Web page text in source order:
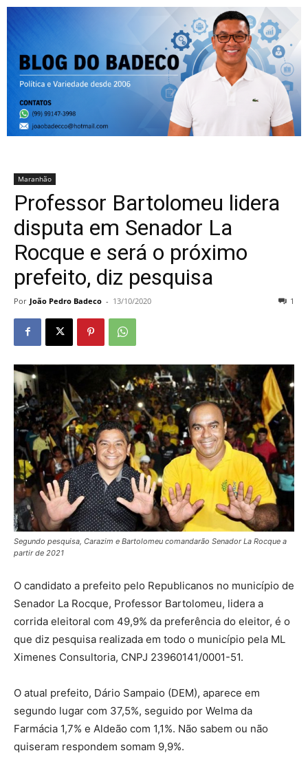
Maranhão
Professor Bartolomeu lidera
disputa em Senador La
Rocque e será o próximo
prefeito, diz pesquisa
Por João Pedro Badeco - 13/10/2020 1
Segundo pesquisa, Carazim e Bartolomeu comandarão Senador La Rocque a
partir de 2021
O candidato a prefeito pelo Republicanos no município de
Senador La Rocque, Professor Bartolomeu, lidera a
corrida eleitoral com 49,9% da preferência do eleitor, é o
que diz pesquisa realizada em todo o município pela ML
Ximenes Consultoria, CNPJ 23960141/0001-51.
O atual prefeito, Dário Sampaio (DEM), aparece em
segundo lugar com 37,5%, seguido por Welma da
Farmácia 1,7% e Aldeão com 1,1%. Não sabem ou não
quiseram respondem somam 9,9%.